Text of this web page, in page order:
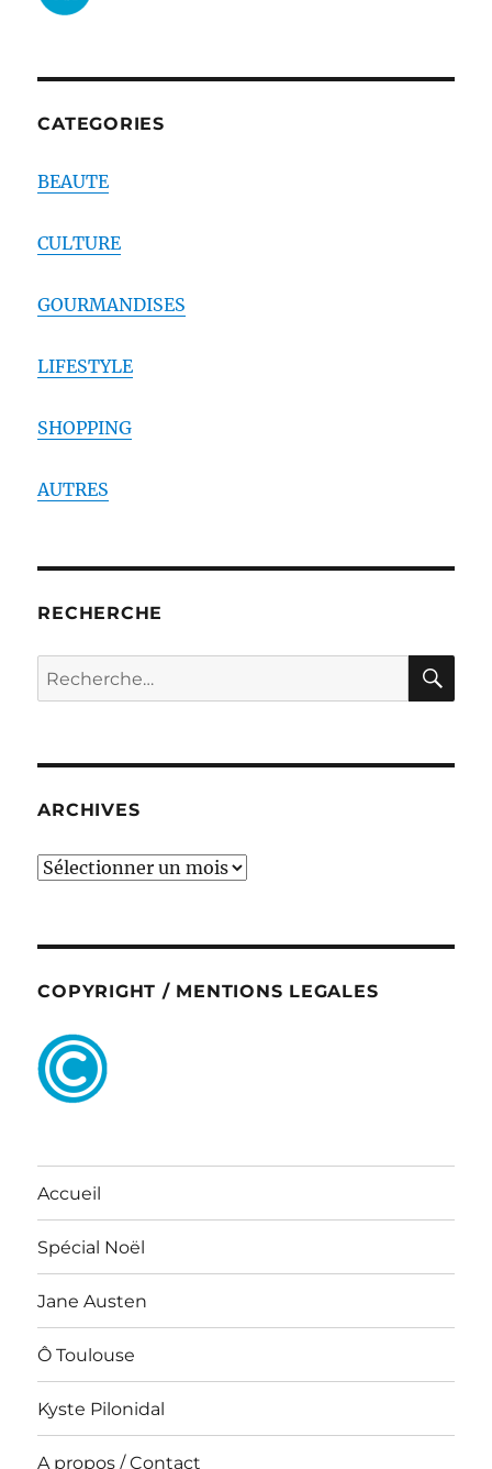
CATEGORIES
BEAUTE
CULTURE
GOURMANDISES
LIFESTYLE
SHOPPING
AUTRES
RECHERCHE
Recherche
pour :
ARCHIVES
ARCHIVES
COPYRIGHT / MENTIONS LEGALES
Accueil
Spécial Noël
Jane Austen
Ô Toulouse
Kyste Pilonidal
A propos / Contact